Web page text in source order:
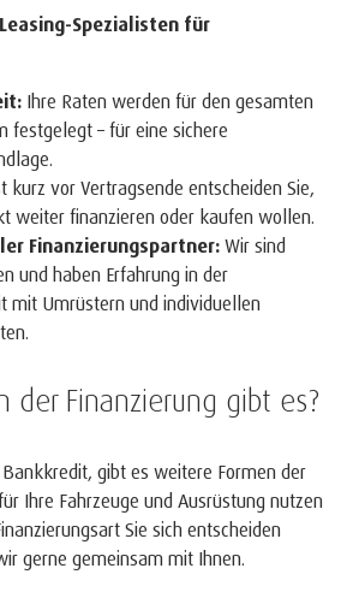
Spezialisten für
Ihre Raten werden für den gesamten
festgelegt – für eine sichere
kurz vor Vertragsende entscheiden Sie,
weiter finanzieren oder kaufen wollen.
Finanzierungspartner: Wir sind
und haben Erfahrung in der
mit Umrüstern und individuellen
der Finanzierung gibt es?
gibt es weitere Formen der
Ihre Fahrzeuge und Ausrüstung nutzen
Sie sich entscheiden
gerne gemeinsam mit Ihnen.